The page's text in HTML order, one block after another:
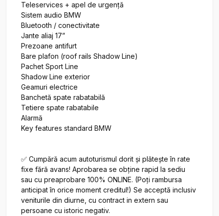
Teleservices + apel de urgență
Sistem audio BMW
Bluetooth / conectivitate
Jante aliaj 17”
Prezoane antifurt
Bare plafon (roof rails Shadow Line)
Pachet Sport Line
Shadow Line exterior
Geamuri electrice
Banchetă spate rabatabilă
Tetiere spate rabatabile
Alarmă
Key features standard BMW
✅ Cumpără acum autoturismul dorit și plătește în rate
fixe fără avans! Aprobarea se obține rapid la sediu
sau cu preaprobare 100% ONLINE. (Poți rambursa
anticipat în orice moment creditul!) Se acceptă inclusiv
veniturile din diurne, cu contract in extern sau
persoane cu istoric negativ.